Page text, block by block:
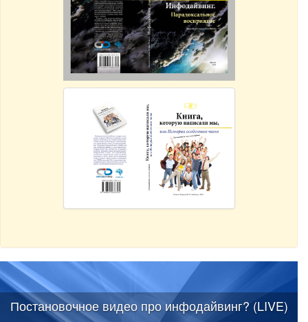
Постановочное видео про инфодайвинг? (LIVE)